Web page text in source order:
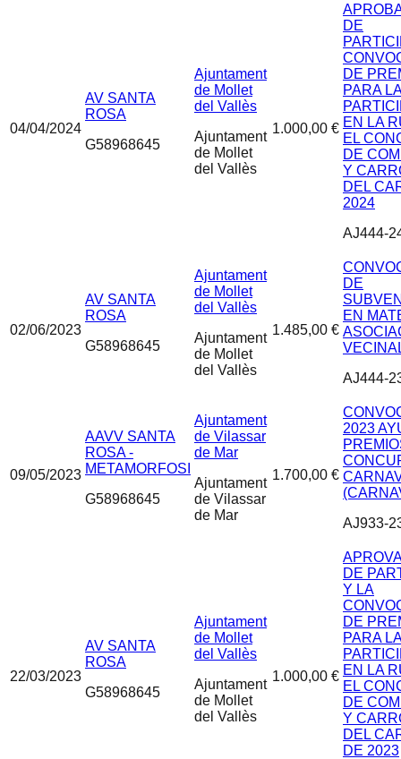
04/04/2024
AV SANTA
ROSA
G58968645
Ajuntament
de Mollet
del Vallès
Ajuntament
de Mollet
del Vallès
1.000,00 €
DE
DE
PARA
EN LA
EL
DE
Y
DEL
2024
AJ444-
02/06/2023
AV SANTA
ROSA
G58968645
Ajuntament
de Mollet
del Vallès
Ajuntament
de Mollet
del Vallès
1.485,00 €
DE
EN
AJ444-
09/05/2023
AAVV SANTA
ROSA -
METAMORFOSI
G58968645
Ajuntament
de Vilassar
de Mar
Ajuntament
de Vilassar
de Mar
1.700,00 €
2023
AJ933-
22/03/2023
AV SANTA
ROSA
G58968645
Ajuntament
de Mollet
del Vallès
Ajuntament
de Mollet
del Vallès
1.000,00 €
DE
Y LA
DE
PARA
EN LA
EL
DE
Y
DEL
DE 2023